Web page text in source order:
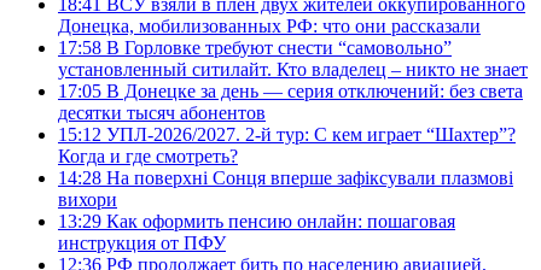
Донецка, мобилизованных РФ: что они рассказали
17:58 В Горловке требуют снести “самовольно”
установленный ситилайт. Кто владелец – никто не знает
17:05 В Донецке за день — серия отключений: без света
десятки тысяч абонентов
15:12 УПЛ-2026/2027. 2-й тур: С кем играет “Шахтер”?
Когда и где смотреть?
14:28 На поверхні Сонця вперше зафіксували плазмові
вихори
13:29 Как оформить пенсию онлайн: пошаговая
инструкция от ПФУ
12:36 РФ продолжает бить по населению авиацией,